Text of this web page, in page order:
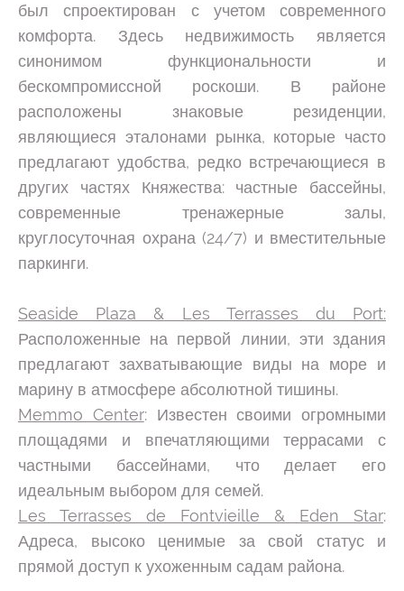
был спроектирован с учетом современного
комфорта. Здесь недвижимость является
синонимом функциональности и
бескомпромиссной роскоши. В районе
расположены знаковые резиденции,
являющиеся эталонами рынка, которые часто
предлагают удобства, редко встречающиеся в
других частях Княжества: частные бассейны,
современные тренажерные залы,
круглосуточная охрана (24/7) и вместительные
паркинги.
Seaside Plaza & Les Terrasses du Port:
Расположенные на первой линии, эти здания
предлагают захватывающие виды на море и
марину в атмосфере абсолютной тишины.
Memmo Center: Известен своими огромными
площадями и впечатляющими террасами с
частными бассейнами, что делает его
идеальным выбором для семей.
Les Terrasses de Fontvieille & Eden Star:
Адреса, высоко ценимые за свой статус и
прямой доступ к ухоженным садам района.